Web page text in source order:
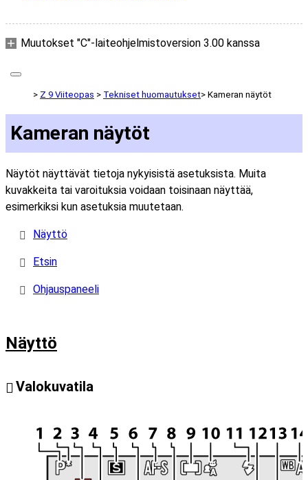
Muutokset "C"-laiteohjelmistoversion 3.00 kanssa
Z 9 Viiteopas Tekniset huomautukset Kameran näytöt
Kameran näytöt
Näytöt näyttävät tietoja nykyisistä asetuksista. Muita
kuvakkeita tai varoituksia voidaan toisinaan näyttää,
esimerkiksi kun asetuksia muutetaan.
Näyttö
Etsin
Ohjauspaneeli
Näyttö
Valokuvatila